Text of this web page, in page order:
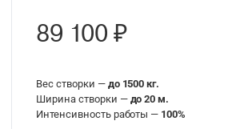
89 100₽
Вес створки — до 1500 кг.
Ширина створки —до 20 м.
Интенсивность работы — 100%